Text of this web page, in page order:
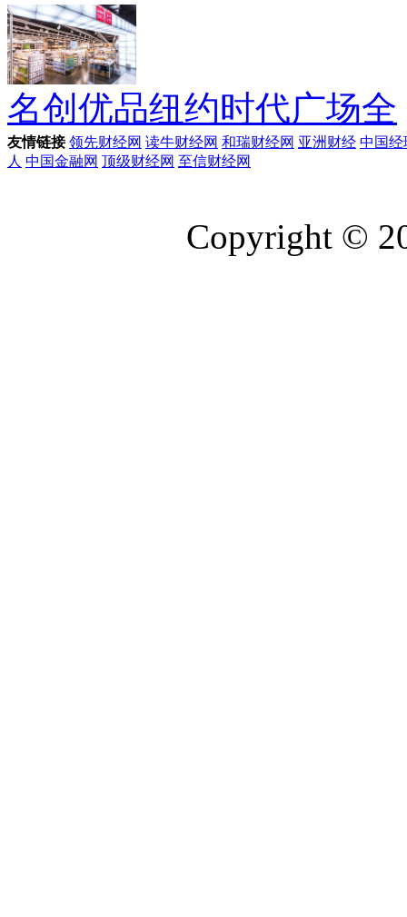
名创优品纽约时代广场全
友情链接领先财经网 读牛财经网 和瑞财经网 亚洲财经 中国经
人 中国金融网 顶级财经网 至信财经网
Copyright ©